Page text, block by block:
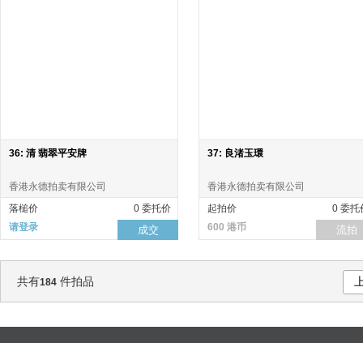
36: 清 翡翠平安牌
香港永德拍卖有限公司
落槌价
0 委托价
请登录
成交
37: 良渚玉環
香港永德拍卖有限公司
起拍价
0 委托
600 港币
流拍
共有184 件拍品